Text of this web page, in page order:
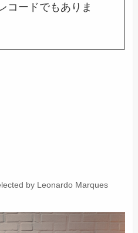
コードでもありま
by Leonardo Marques